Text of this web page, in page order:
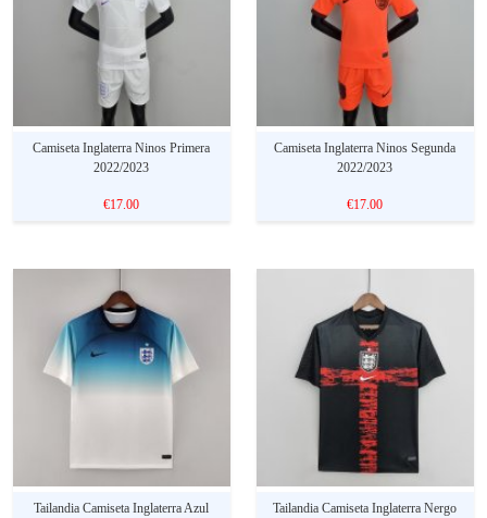
Camiseta Inglaterra Ninos Primera
2022/2023
€17.00
Camiseta Inglaterra Ninos Segunda
2022/2023
€17.00
Tailandia Camiseta Inglaterra Azul
Tailandia Camiseta Inglaterra Nergo